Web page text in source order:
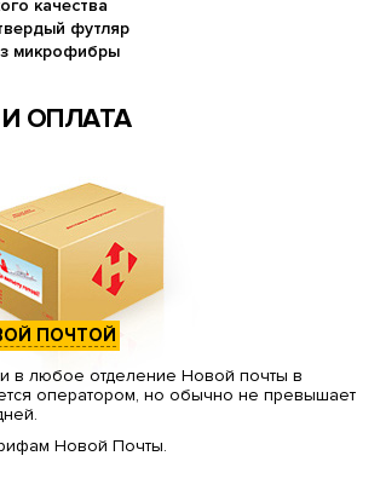
качества
футляр
микрофибры
ОПЛАТА
ПОЧТОЙ
в любое отделение Новой почты в
оператором, но обычно не превышает
Новой Почты.